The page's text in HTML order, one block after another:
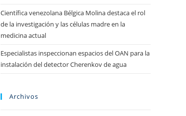
Científica venezolana Bélgica Molina destaca el rol
de la investigación y las células madre en la
medicina actual
Especialistas inspeccionan espacios del OAN para la
instalación del detector Cherenkov de agua
Archivos